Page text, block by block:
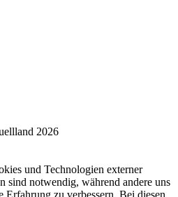
2026
und Technologien externer
sind notwendig, während andere uns
Erfahrung zu verbessern. Bei diesen